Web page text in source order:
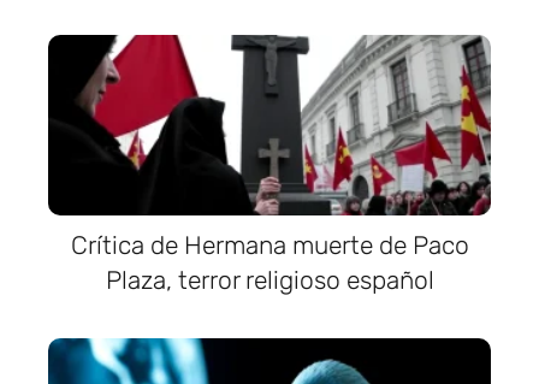
Crítica de Hermana muerte de Paco
Plaza, terror religioso español